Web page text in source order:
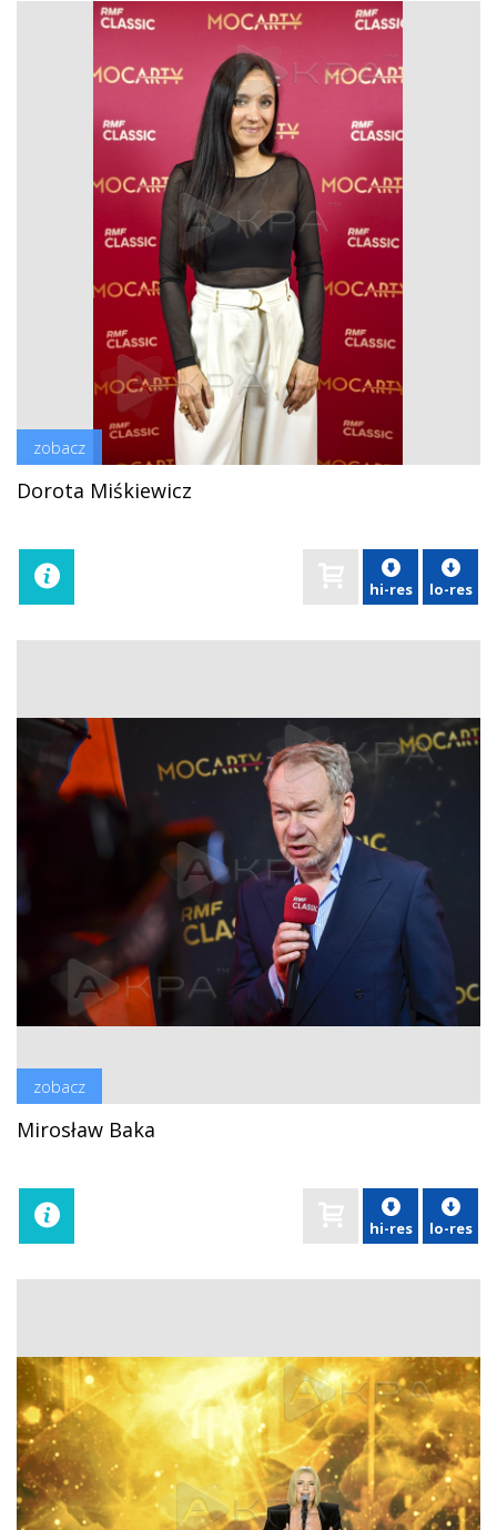
zobacz
Dorota Miśkiewicz
hi-res lo-res
zobacz
Mirosław Baka
hi-res lo-res